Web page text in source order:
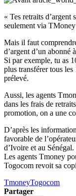
« Tes retraits d’argent
seulement via
Mais il faut
d’argent d’un abonné
Si par exemple, tu as
plus transférer tous
prélevé.
Aussi, les agents
dans les frais de
promotion, on a une
D’après les
favorable de
d’Ivoire et au Sénégal.
Les agents Tmoney
Togocom revoit sa
TmoneyTogocom
Partager